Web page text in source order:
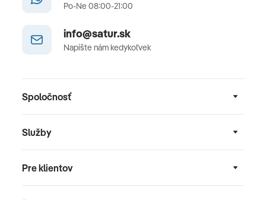
Po-Ne 08:00-21:00
info@satur.sk
Napíšte nám kedykoľvek
Spoločnosť
Služby
Pre klientov